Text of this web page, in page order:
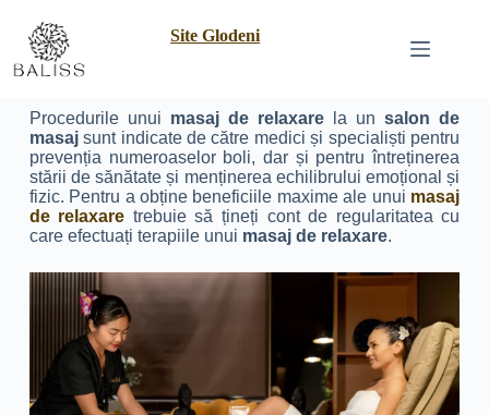
Site Glodeni
Procedurile unui masaj de relaxare la unsalon de
masajsunt indicate de către medici și specialiști pentru
prevenția numeroaselor boli, dar și pentru întreținerea
stării de sănătate și menținerea echilibrului emoțional și
fizic. Pentru a obține beneficiile maxime ale unui masaj
de relaxare trebuie să țineți cont de regularitatea cu
care efectuați terapiile unui masaj de relaxare.